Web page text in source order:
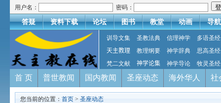
用户名： 密码：
答疑 资料下载 论坛 图书 教堂 动画 导航
训导文集 圣教法典 信理神学
多语圣经
天主教理
教理纲要 神学辞典
思高圣经
梵二文献
神学论集 神学导论 牧灵圣经
首 页 普世教闻 国内教闻 圣座动态 海外华人 社
您当前的位置： 首页 > 圣座动态